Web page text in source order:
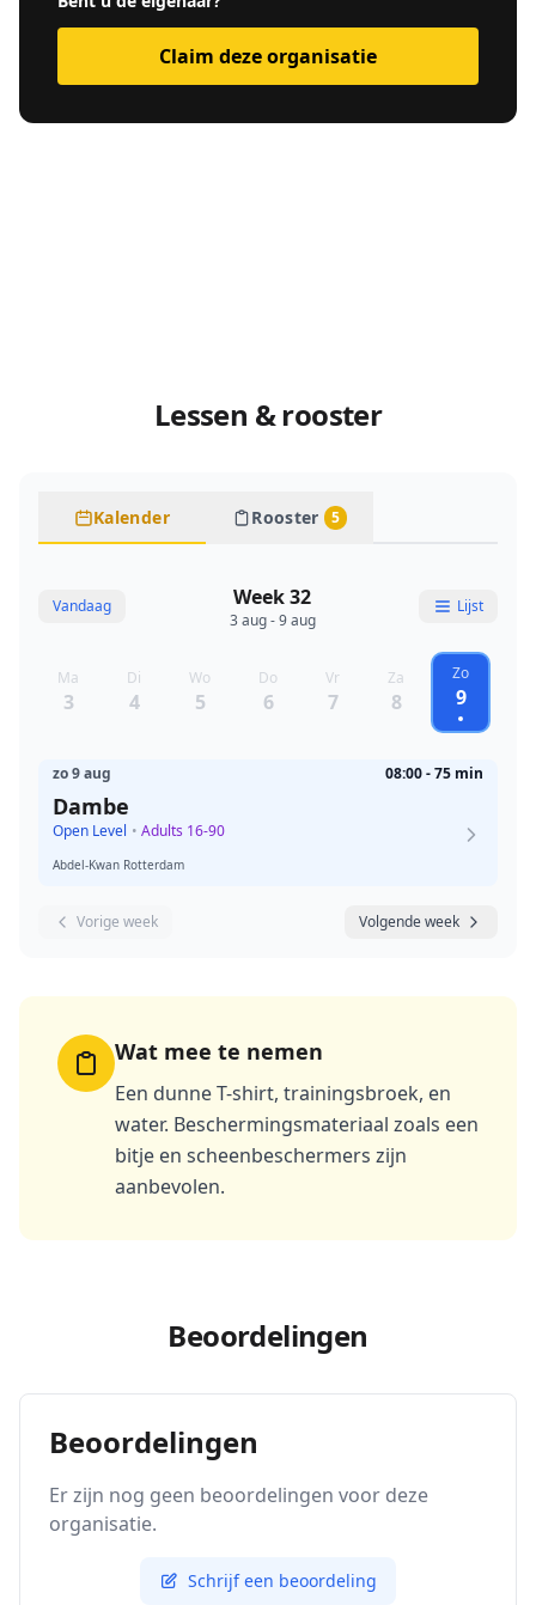
Claim deze organisatie
Lessen & rooster
Kalender Rooster 5
Vandaag Week 32
3 aug - 9 aug
Lijst
Ma
3
Di
4
Wo
5
Do
6
Vr
7
Za
8
Zo
9
zo 9 aug 08:00 - 75 min
Dambe
Open Level • Adults 16-90
Abdel-Kwan Rotterdam
Vorige week Volgende week
Wat mee te nemen
Een dunne T-shirt, trainingsbroek, en
water. Beschermingsmateriaal zoals een
bitje en scheenbeschermers zijn
aanbevolen.
Beoordelingen
Beoordelingen
Er zijn nog geen beoordelingen voor deze
organisatie.
Schrijf een beoordeling